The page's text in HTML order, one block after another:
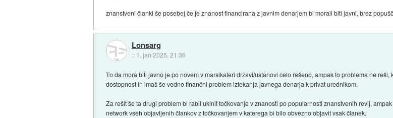
znanstveni članki še posebej če je znanost financirana z javnim denarjem bi morali biti javni, brez
Lonsarg
:: 1. jan 2025, 21:36
To da mora biti javno je po novem v marsikateri državi/ustanovi celo rešeno, ampak to problema ne
dostopnost in imaš še vedno finančni problem iztekanja javnega denarja k privat urednikom.
Za rešit še ta drugi problem bi rabil ukinit točkovanje v znanosti po popularnosti znanstvenih revij,
network vseh objavljenih člankov z točkovanjem v katerega bi bilo obvezno objavit vsak članek.